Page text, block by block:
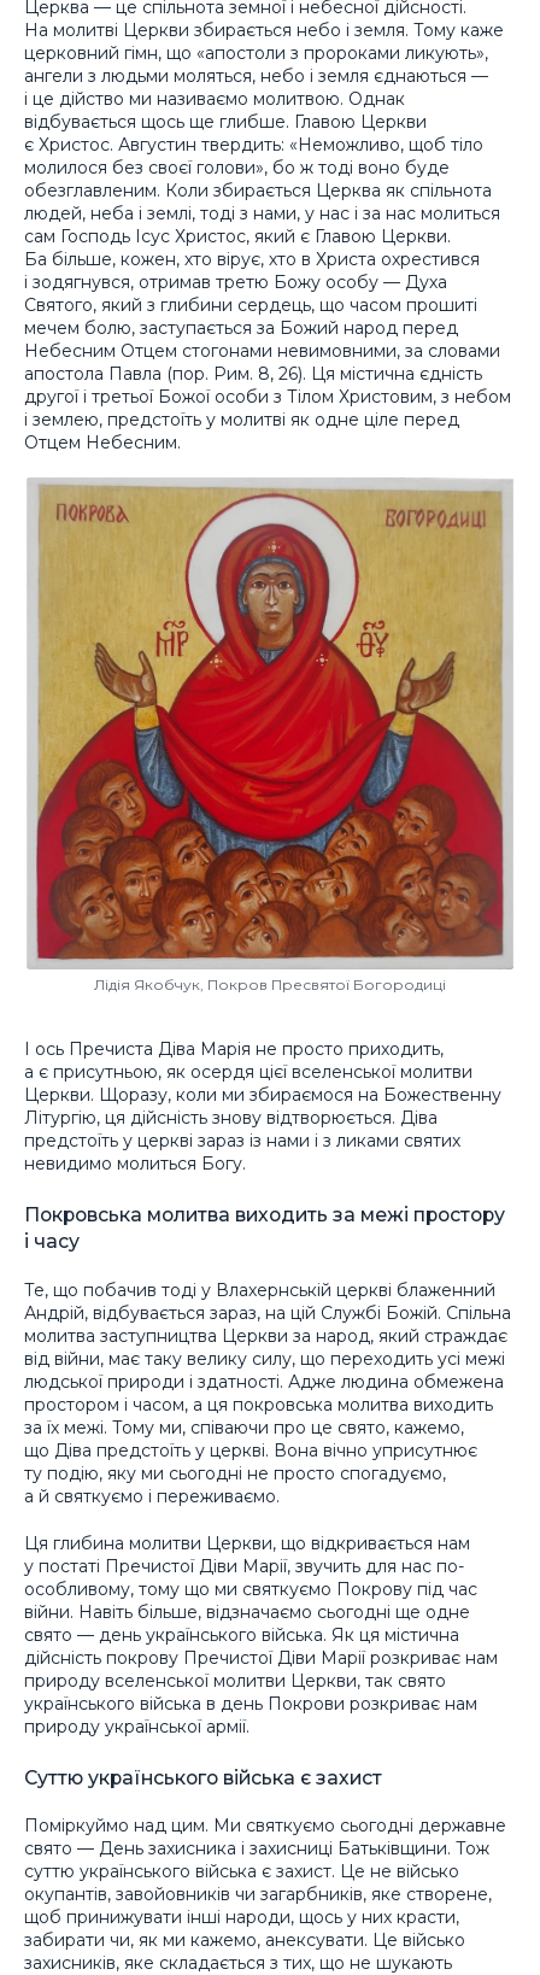
Церква — це спільнота земної і небесної дійсності.
На молитві Церкви збирається небо і земля. Тому каже
церковний гімн, що «апостоли з пророками ликують»,
ангели з людьми моляться, небо і земля єднаються —
і це дійство ми називаємо молитвою. Однак
відбувається щось ще глибше. Главою Церкви
є Христос. Августин твердить: «Неможливо, щоб тіло
молилося без своєї голови», бо ж тоді воно буде
обезглавленим. Коли збирається Церква як спільнота
людей, неба і землі, тоді з нами, у нас і за нас молиться
сам Господь Ісус Христос, який є Главою Церкви.
Ба більше, кожен, хто вірує, хто в Христа охрестився
і зодягнувся, отримав третю Божу особу — Духа
Святого, який з глибини сердець, що часом прошиті
мечем болю, заступається за Божий народ перед
Небесним Отцем стогонами невимовними, за словами
апостола Павла (пор. Рим. 8, 26). Ця містична єдність
другої і третьої Божої особи з Тілом Христовим, з небом
і землею, предстоїть у молитві як одне ціле перед
Отцем Небесним.
Лідія Якобчук, Покров Пресвятої Богородиці
І ось Пречиста Діва Марія не просто приходить,
а є присутньою, як осердя цієї вселенської молитви
Церкви. Щоразу, коли ми збираємося на Божественну
Літургію, ця дійсність знову відтворюється. Діва
предстоїть у церкві зараз із нами і з ликами святих
невидимо молиться Богу.
Покровська молитва виходить за межі простору
і часу
Те, що побачив тоді у Влахернській церкві блаженний
Андрій, відбувається зараз, на цій Службі Божій. Спільна
молитва заступництва Церкви за народ, який страждає
від війни, має таку велику силу, що переходить усі межі
людської природи і здатності. Адже людина обмежена
простором і часом, а ця покровська молитва виходить
за їх межі. Тому ми, співаючи про це свято, кажемо,
що Діва предстоїть у церкві. Вона вічно уприсутнює
ту подію, яку ми сьогодні не просто спогадуємо,
а й святкуємо і переживаємо.
Ця глибина молитви Церкви, що відкривається нам
у постаті Пречистої Діви Марії, звучить для нас по-
особливому, тому що ми святкуємо Покрову під час
війни. Навіть більше, відзначаємо сьогодні ще одне
свято — день українського війська. Як ця містична
дійсність покрову Пречистої Діви Марії розкриває нам
природу вселенської молитви Церкви, так свято
українського війська в день Покрови розкриває нам
природу української армії.
Суттю українського війська є захист
Поміркуймо над цим. Ми святкуємо сьогодні державне
свято — День захисника і захисниці Батьківщини. Тож
суттю українського війська є захист. Це не військо
окупантів, завойовників чи загарбників, яке створене,
щоб принижувати інші народи, щось у них красти,
забирати чи, як ми кажемо, анексувати. Це військо
захисників, яке складається з тих, що не шукають